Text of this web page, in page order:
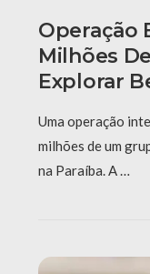
Operação
Milhões
Explorar
Uma operação
milhões de um
na Paraíba. A …